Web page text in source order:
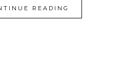
READING